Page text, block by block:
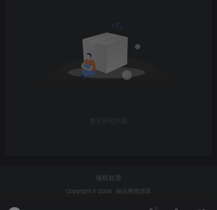
暂无评论内容
侵权处理
Copyright © 2026 · 知云阁资源库
0